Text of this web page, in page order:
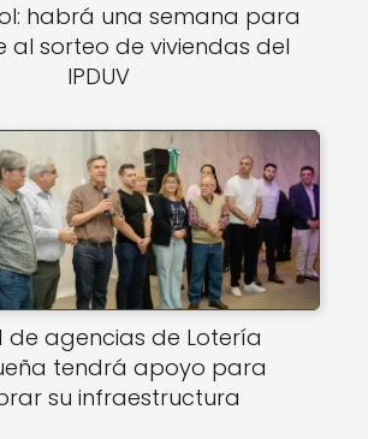
habrá una semana para
al sorteo de viviendas del
IPDUV
de agencias de Lotería
tendrá apoyo para
su infraestructura